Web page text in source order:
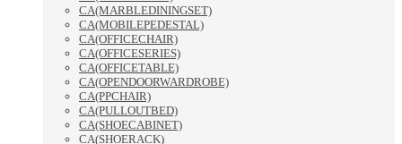
CA(MARBLEDININGSET)
CA(MOBILEPEDESTAL)
CA(OFFICECHAIR)
CA(OFFICESERIES)
CA(OFFICETABLE)
CA(OPENDOORWARDROBE)
CA(PPCHAIR)
CA(PULLOUTBED)
CA(SHOECABINET)
CA(SHOERACK)